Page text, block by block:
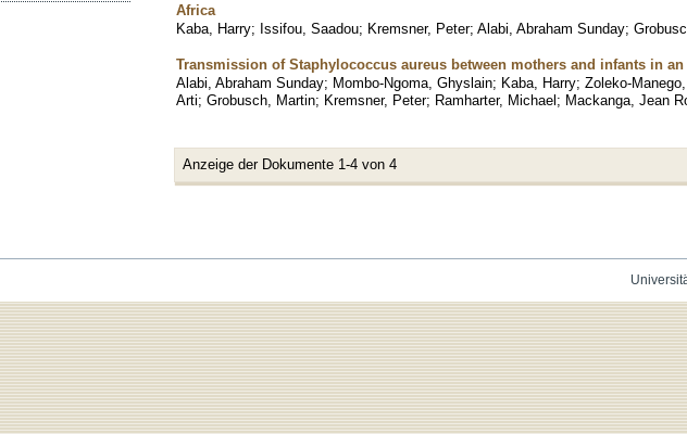
Africa
Kaba, Harry; Issifou, Saadou; Kremsner, Peter; Alabi, Abraham Sunday;
Transmission of Staphylococcus aureus between mothers and infants in
Alabi, Abraham Sunday; Mombo-Ngoma, Ghyslain; Kaba, Harry; Zoleko-
Arti; Grobusch, Martin; Kremsner, Peter; Ramharter, Michael; Mackanga, Jean
Anzeige der Dokumente 1-4 von 4